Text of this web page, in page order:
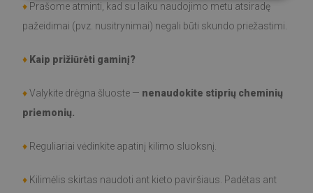
♦ Prašome atminti, kad su laiku naudojimo metu atsiradę
pažeidimai (pvz. nusitrynimai) negali būti skundo priežastimi.
♦ Kaip prižiūrėti gaminį?
♦Valykite drėgna šluoste — nenaudokite stiprių cheminių
priemonių.
♦ Reguliariai vėdinkite apatinį kilimo sluoksnį.
♦ Kilimėlis skirtas naudoti ant kieto paviršiaus. Padėtas ant